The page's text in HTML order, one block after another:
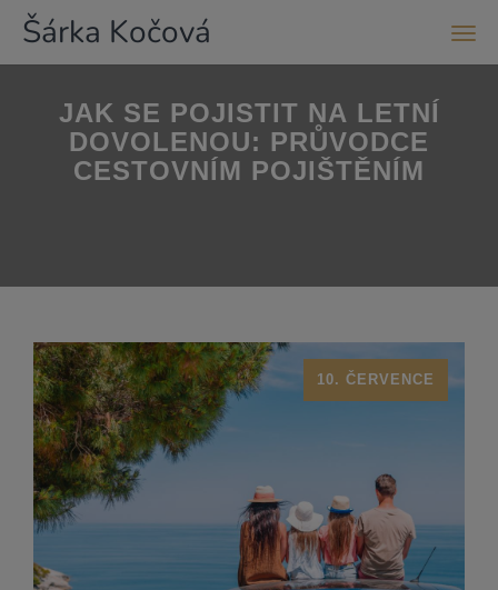
Šárka Kočová
JAK SE POJISTIT NA LETNÍ
DOVOLENOU: PRŮVODCE
CESTOVNÍM POJIŠTĚNÍM
10. ČERVENCE